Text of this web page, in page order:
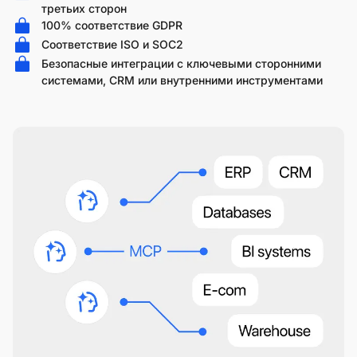
третьих сторон
100% соответствие GDPR
Соответствие ISO и SOC2
Безопасные интеграции с ключевыми сторонними
системами, CRM или внутренними инструментами